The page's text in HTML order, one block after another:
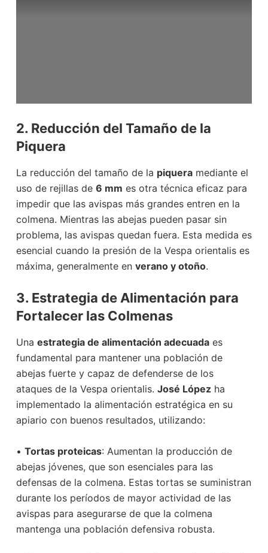
2. Reducción del Tamaño de la
Piquera
La reducción del tamaño de la piqueramediante el
uso de rejillas de 6 mm es otra técnica eficaz para
impedir que las avispas más grandes entren en la
colmena. Mientras las abejas pueden pasar sin
problema, las avispas quedan fuera. Esta medida es
esencial cuando la presión de la Vespa orientalis es
máxima, generalmente en verano y otoño.
3. Estrategia de Alimentación para
Fortalecer las Colmenas
Una estrategia de alimentación adecuadaes
fundamental para mantener una población de
abejas fuerte y capaz de defenderse de los
ataques de la Vespa orientalis. José Lópezha
implementado la alimentación estratégica en su
apiario con buenos resultados, utilizando:
• Tortas proteicas: Aumentan la producción de
abejas jóvenes, que son esenciales para las
defensas de la colmena. Estas tortas se suministran
durante los períodos de mayor actividad de las
avispas para asegurarse de que la colmena
mantenga una población defensiva robusta.